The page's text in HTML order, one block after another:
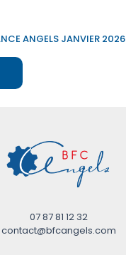
ANGELS JANVIER 2026
07 87 81 12 32
contact@bfcangels.com